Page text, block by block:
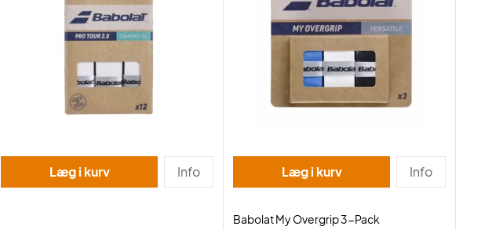
Læg i kurv Info Læg i kurv Info
Babolat My Overgrip 3-Pack